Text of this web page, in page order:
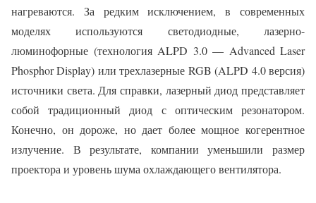
нагреваются. За редким исключением, в современных
моделях используются светодиодные, лазерно-
люминофорные (технология ALPD 3.0 — Advanced Laser
Phosphor Display) или трехлазерные RGB (ALPD 4.0 версия)
источники света. Для справки, лазерный диод представляет
собой традиционный диод с оптическим резонатором.
Конечно, он дороже, но дает более мощное когерентное
излучение. В результате, компании уменьшили размер
проектора и уровень шума охлаждающего вентилятора.